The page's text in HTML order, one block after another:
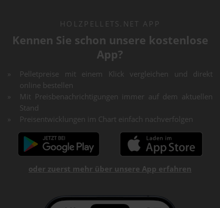
HOLZPELLETS.NET APP
Kennen Sie schon unsere kostenlose
App?
Pelletpreise mit einem Klick vergleichen und direkt
online bestellen
Mit Preisbenachrichtigungen immer auf dem aktuellen
Stand
Preisentwicklungen im Chart einfach nachverfolgen
oder zuerst mehr über unsere App erfahren